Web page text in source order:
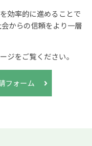
効率的に進めることで
からの信頼をより一層
ジをご覧ください。
フォーム